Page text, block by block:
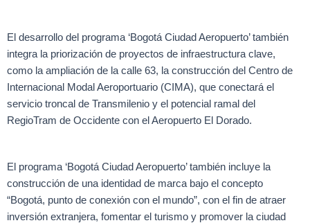
El desarrollo del programa ‘Bogotá Ciudad Aeropuerto’ también
integra la priorización de proyectos de infraestructura clave,
como la ampliación de la calle 63, la construcción del Centro de
Internacional Modal Aeroportuario (CIMA), que conectará el
servicio troncal de Transmilenio y el potencial ramal del
RegioTram de Occidente con el Aeropuerto El Dorado.
El programa ‘Bogotá Ciudad Aeropuerto’ también incluye la
construcción de una identidad de marca bajo el concepto
“Bogotá, punto de conexión con el mundo”, con el fin de atraer
inversión extranjera, fomentar el turismo y promover la ciudad